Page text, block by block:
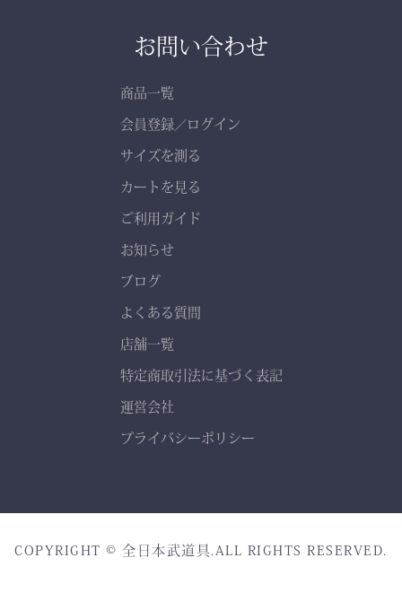
商品一覧
会員登録／ログイン
サイズを測る
カートを見る
ご利用ガイド
お知らせ
ブログ
よくある質問
店舗一覧
特定商取引法に基づく表記
運営会社
プライバシーポリシー
お問い合わせ
COPYRIGHT © 全日本武道具.ALL RIGHTS RESERVED.